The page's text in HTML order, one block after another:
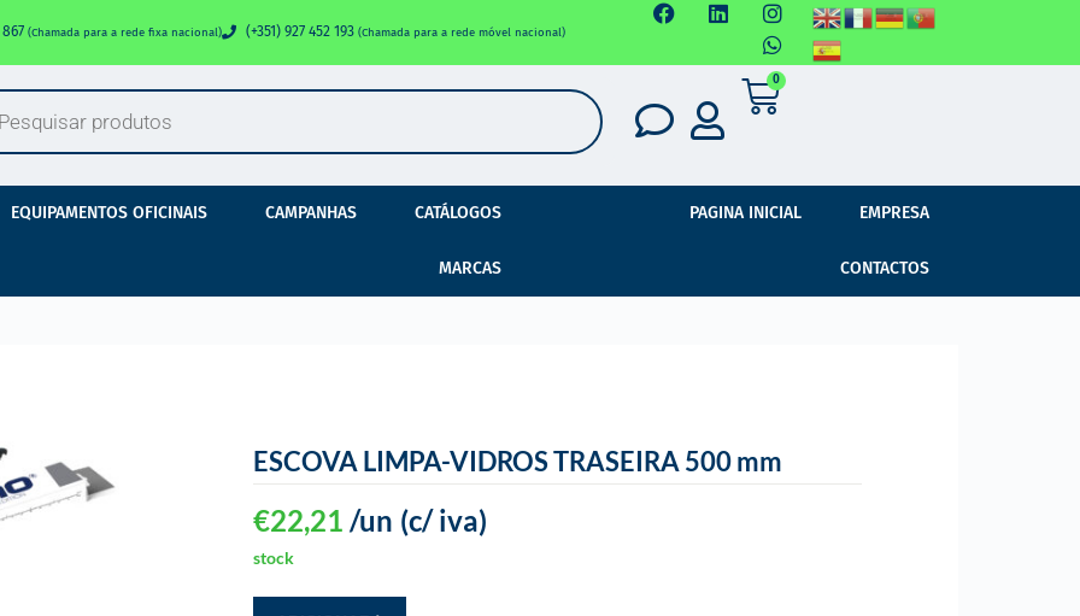
867 (Chamada para a rede fixa nacional) (+351) 927 452 193 (Chamada para a rede móvel nacional)
0
EQUIPAMENTOS OFICINAIS CAMPANHAS CATÁLOGOS
MARCAS
PAGINA INICIAL EMPRESA
CONTACTOS
ESCOVA LIMPA-VIDROS TRASEIRA 500 mm
€22,21 (c/ iva)
/un
stock